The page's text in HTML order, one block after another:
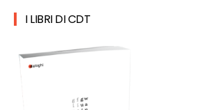
I LIBRI DI CDT